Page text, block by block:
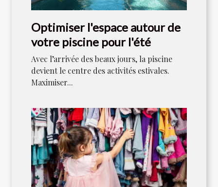
Optimiser l'espace autour de
votre piscine pour l'été
Avec l’arrivée des beaux jours, la piscine
devient le centre des activités estivales.
Maximiser...